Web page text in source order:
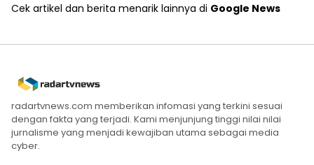
Cek artikel dan berita menarik lainnya di Google News
radartvnews.com memberikan infomasi yang terkini sesuai
dengan fakta yang terjadi. Kami menjunjung tinggi nilai nilai
jurnalisme yang menjadi kewajiban utama sebagai media
cyber.